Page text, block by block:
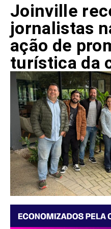
Joinville
jornalistas
ação de
turística da